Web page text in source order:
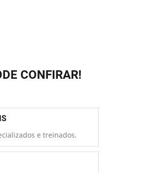
CONFIRAR!
e treinados.